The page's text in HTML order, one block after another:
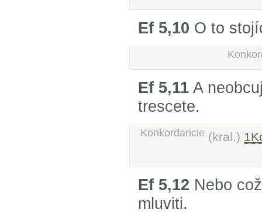
Ef 5,10 O to
Ef 5,11 A
trescete.
Konkordancie (kral.)
Ef 5,12 Nebo
mluviti.